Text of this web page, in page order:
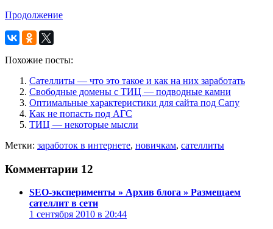
Продолжение
Похожие посты:
Сателлиты — что это такое и как на них заработать
Свободные домены с ТИЦ — подводные камни
Оптимальные характеристики для сайта под Сапу
Как не попасть под АГС
ТИЦ — некоторые мысли
Метки: заработок в интернете, новичкам, сателлиты
Комментарии 12
SEO-эксперименты » Архив блога » Размещаем
сателлит в сети
1 сентября 2010 в 20:44